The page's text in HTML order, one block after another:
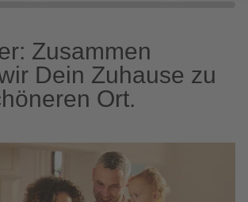
Zusammen
Dein Zuhause zu
Ort.